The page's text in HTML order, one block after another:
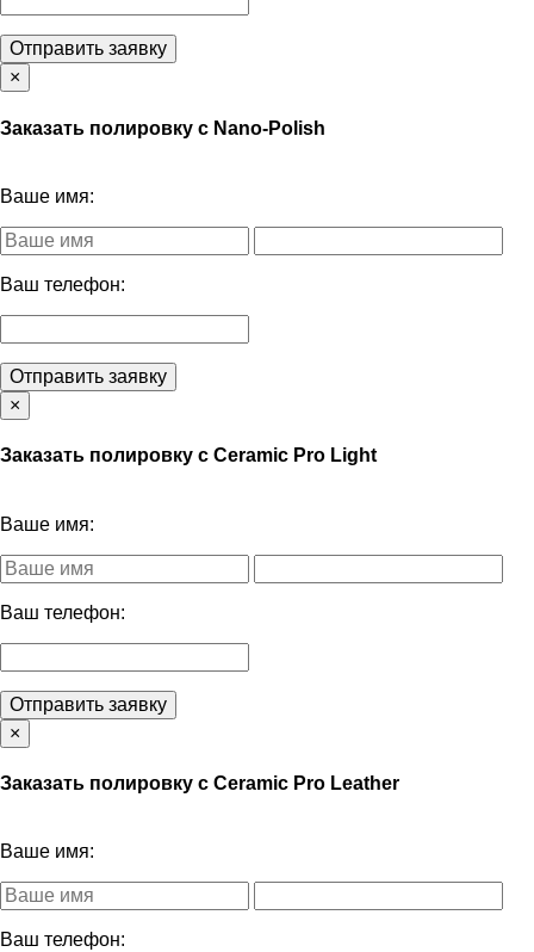
Отправить заявку
×
Заказать полировку с Nano-Polish
Ваше имя:
Ваш телефон:
Отправить заявку
×
Заказать полировку с Ceramic Pro Light
Ваше имя:
Ваш телефон:
Отправить заявку
×
Заказать полировку с Ceramic Pro Leather
Ваше имя:
Ваш телефон: